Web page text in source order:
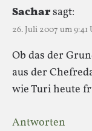
Sacharsagt:
26. Juli 2007 um 9:41
Ob das der
aus der
wie Turi heute
Antworten